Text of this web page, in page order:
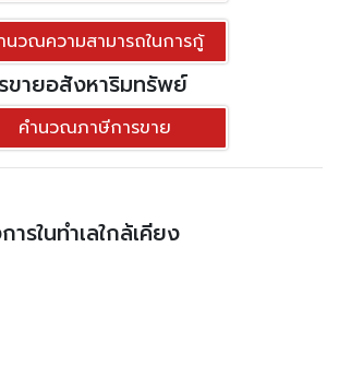
นวณความสามารถในการกู้
ายอสังหาริมทรัพย์
คำนวณภาษีการขาย
ารในทำเลใกล้เคียง